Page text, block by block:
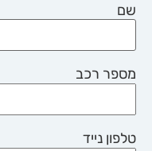
שם
מספר רכב
טלפון נייד